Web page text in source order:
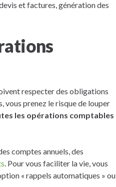
et factures, génération des
respecter des obligations
vous prenez le risque de louper
les opérations comptables
comptes annuels, des
. Pour vous faciliter la vie, vous
« rappels automatiques » ou